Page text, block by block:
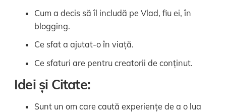
Cum a decis să îl includă pe Vlad, fiu ei, în
blogging.
Ce sfat a ajutat-o în viață.
Ce sfaturi are pentru creatorii de conținut.
Idei și Citate:
Sunt un om care caută experiențe de a o lua